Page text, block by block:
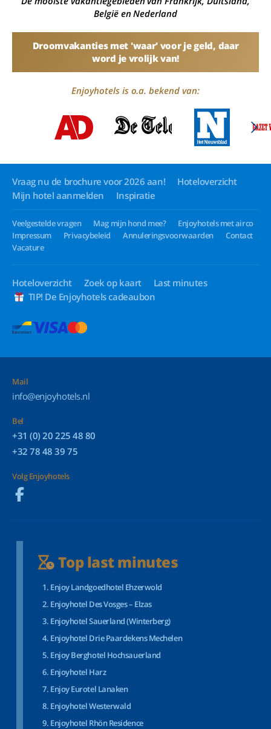
België en Nederland
Droomvakanties met 'waar' voor je geld, daar
word je vrolijk van!
Enjoyhotels is o.a. bekend van:
Vraag nu de brochure voor 2026 aan!
Hoteloverzicht
Mijn hotel aanmelden
Inspiratie
Veelgestelde vragen Mag mijn hond mee?
Enjoyhotels met airco
Impressum
Privacybeleid Annuleringsvoorwaarden
Contact
Vacature
Hoteloverzicht Zoek op kaart
Last minutes
TIP! De Enjoyhotels cadeaubon
Mail
info@enjoyhotels.nl
Bel
+31 (0) 20 225 48 80
+32 78 48 39 75
Volg Enjoyhotels
Top last minutes
Enjoy Landgoedhotel Ehzerwold
Enjoyhotel Des Vosges – Elzas
Enjoyhotel Sauerland (Winterberg)
Enjoyhotel Drie Paardekens Mechelen
Enjoy Berghotel Hochsauerland
Enjoyhotel Harz
Enjoy Eurotel Lanaken
Enjoyhotel Westerwald
Enjoyhotel Rhön Residence